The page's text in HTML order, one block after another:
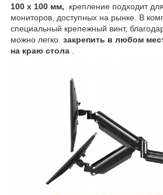
100 x 100 мм, крепление подходит
мониторов, доступных на рынке. В
специальный крепежный винт,
можно легко закрепить в любом
на краю стола